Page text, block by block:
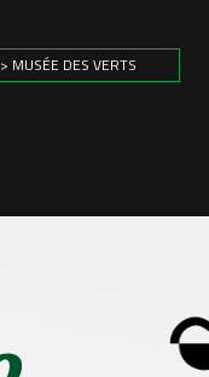
> MUSÉE DES VERTS